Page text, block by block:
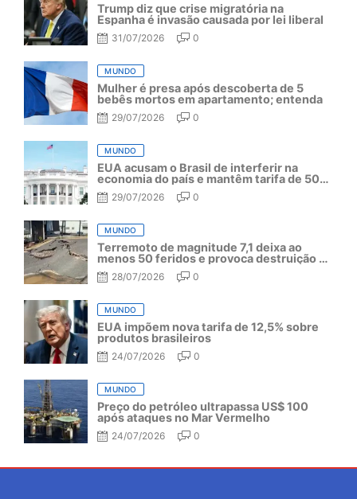
Trump diz que crise migratória na
Espanha é invasão causada por lei liberal
31/07/2026 0
MUNDO
Mulher é presa após descoberta de 5
bebês mortos em apartamento; entenda
29/07/2026 0
MUNDO
EUA acusam o Brasil de interferir na
economia do país e mantêm tarifa de 50%
por mais um ano
29/07/2026 0
MUNDO
Terremoto de magnitude 7,1 deixa ao
menos 50 feridos e provoca destruição no
Japão
28/07/2026 0
MUNDO
EUA impõem nova tarifa de 12,5% sobre
produtos brasileiros
24/07/2026 0
MUNDO
Preço do petróleo ultrapassa US$ 100
após ataques no Mar Vermelho
24/07/2026 0